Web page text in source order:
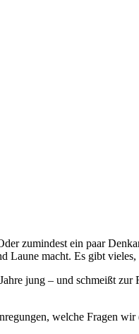
zumindest ein paar
Laune macht. Es gibt
jung – und schmeißt zur
welche Fragen wir